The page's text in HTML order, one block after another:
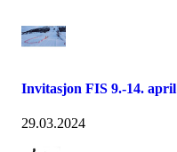
Invitasjon FIS 9.-14. april
29.03.2024